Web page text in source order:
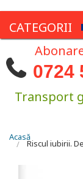
CATEGORII
0724
Transport
Eşti
Acasă
Riscul iubirii.